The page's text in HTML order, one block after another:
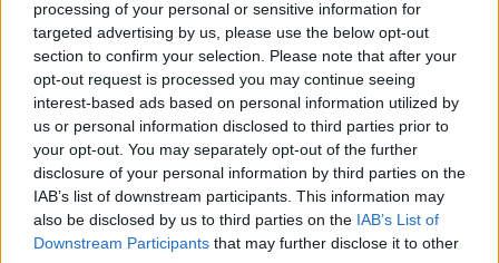
processing of your personal or sensitive information for
targeted advertising by us, please use the below opt-out
section to confirm your selection. Please note that after your
opt-out request is processed you may continue seeing
interest-based ads based on personal information utilized by
us or personal information disclosed to third parties prior to
your opt-out. You may separately opt-out of the further
disclosure of your personal information by third parties on the
IAB’s list of downstream participants. This information may
also be disclosed by us to third parties on the IAB’s List of
Downstream Participants that may further disclose it to other
πολύχρωμο κόσμο
Η Έκθεση Παιδικής Ζωγραφικής
του Αναγνωστηρίου «Η
Ανάπτυξη» ανοίγει τις πόρτες της
από τις 10 έως τις 16 Αυγούστου με
ελεύθερη είσοδο
ΧΩΡΙΑ
Το Ίππειος μοσχοβολά σύκο από
νωρίς φέτος
Η συγκομιδή ξεκίνησε νωρίτερα,
τα δέντρα είναι φορτωμένα και η